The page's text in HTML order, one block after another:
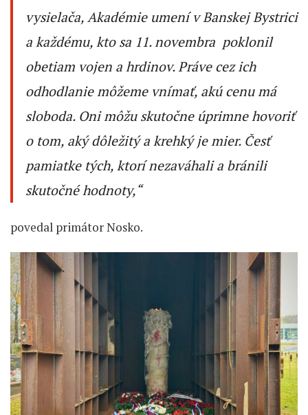
vysielača, Akadémie umení v Banskej Bystrici
a každému, kto sa 11. novembra poklonil
obetiam vojen a hrdinov. Práve cez ich
odhodlanie môžeme vnímať, akú cenu má
sloboda. Oni môžu skutočne úprimne hovoriť
o tom, aký dôležitý a krehký je mier. Česť
pamiatke tých, ktorí nezaváhali a bránili
skutočné hodnoty,“
povedal primátor Nosko.